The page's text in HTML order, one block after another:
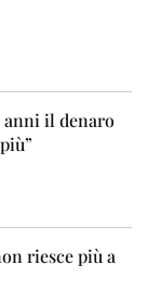
anni il denaro
riesce più a